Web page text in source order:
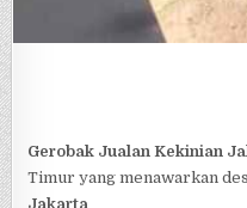
Gerobak Jualan Kekinian
Timur yang menawarkan
Jakarta